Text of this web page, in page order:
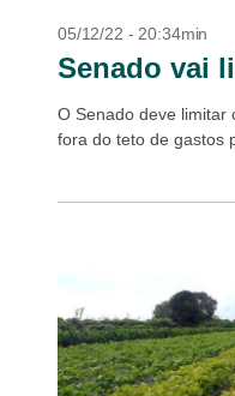
05/12/22 - 20:34min
Senado vai
O Senado deve limitar
fora do teto de gastos